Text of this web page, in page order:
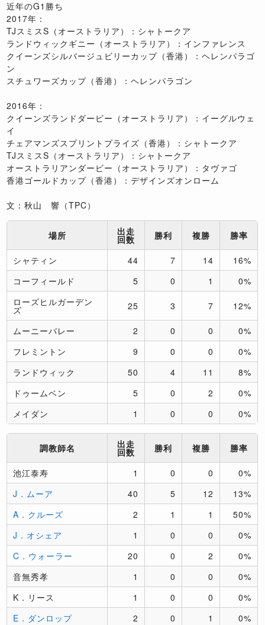
近年のG1勝ち
2017年：
TJスミスS（オーストラリア）：シャトークア
ランドウィックギニー（オーストラリア）：インファレンス
クイーンズシルバージュビリーカップ（香港）：ヘレンパラゴ
ン
スチュワーズカップ（香港）：ヘレンパラゴン
2016年：
クイーンズランドダービー（オーストラリア）：イーグルウェ
イ
チェアマンズスプリントプライズ（香港）：シャトークア
TJスミスS（オーストラリア）：シャトークア
オーストラリアンダービー（オーストラリア）：タヴァゴ
香港ゴールドカップ（香港）：デザインズオンローム
文：秋山 響（TPC）
場所 出走
回数 勝利 複勝 勝率
シャティン 44 7 14
16%
コーフィールド
5 0 1
0%
ローズヒルガーデン
ズ 25 3 7 12%
ムーニーバレー 2 0 0
0%
フレミントン
9 0 0
0%
ランドウィック
50 4 11
8%
ドゥームベン
5 0 2
0%
メイダン
1 0 0 0%
調教師名 出走
回数 勝利 複勝 勝率
池江泰寿 1 0 0
0%
J．ムーア
40 5 12
13%
A．クルーズ
2 1 1
50%
J．オシェア
1 0 0
0%
C．ウォーラー
20 0 2
0%
音無秀孝
1 0 0
0%
K．リース
1 0 0
0%
E．ダンロップ
2 0 1 0%